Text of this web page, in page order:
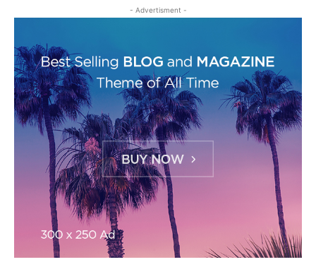
- Advertisment -